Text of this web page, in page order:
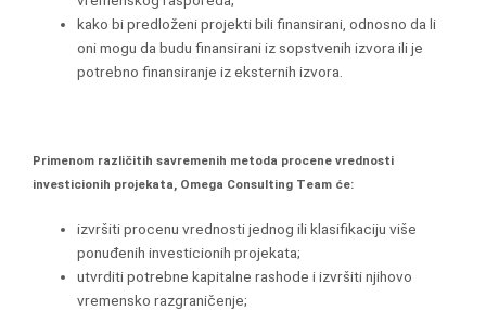
kako bi predloženi projekti bili finansirani, odnosno da li
oni mogu da budu finansirani iz sopstvenih izvora ili je
potrebno finansiranje iz eksternih izvora.
Primenom različitih savremenih metoda procene vrednosti
investicionih projekata, Omega Consulting Team će:
izvršiti procenu vrednosti jednog ili klasifikaciju više
ponuđenih investicionih projekata;
utvrditi potrebne kapitalne rashode i izvršiti njihovo
vremensko razgraničenje;